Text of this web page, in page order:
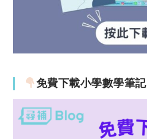
免費下載小學數學筆記